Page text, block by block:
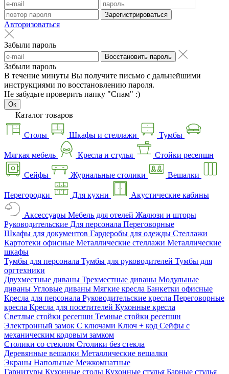
Зарегистрироваться
Авторизоваться
Забыли пароль
Восстановить пароль
Забыли пароль
В течение минуты Вы получите письмо с дальнейшими
инструкциями по восстановлению пароля.
Не забудьте проверить папку "Спам" :)
Ок
Каталог товаров
Столы Шкафы и стеллажи Тумбы
Мягкая мебель Кресла и стулья Стойки ресепшн
Сейфы Журнальные столики Вешалки
Перегородки Для кухни Акустические кабины
Аксессуары Мебель для отелей Жалюзи и шторы
Руководительские Для персонала Переговорные
Шкафы для документов Гардеробы для одежды Стеллажи
Картотеки офисные Металлические стеллажи Металлические
шкафы
Тумбы для персонала Тумбы для руководителей Тумбы для
оргтехники
Двухместные диваны Трехместные диваны Модульные
диваны Угловые диваны Мягкие кресла Банкетки офисные
Кресла для персонала Руководительские кресла Переговорные
кресла Кресла для посетителей Кухонные кресла
Светлые стойки ресепшн Темные стойки ресепшн
Электронный замок С ключами Ключ + код Сейфы с
механическим кодовым замком
Столики со стеклом Столики без стекла
Деревянные вешалки Металлические вешалки
Экраны Напольные Межкомнатные
Гарнитуры Кухонные столы Кухонные стулья Барные стулья